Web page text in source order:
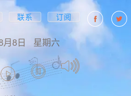
联系 订阅
月8日 星期六